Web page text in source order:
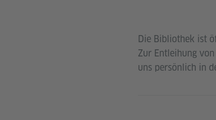
Die Bibliothek ist
Zur Entleihung
uns persönlich in